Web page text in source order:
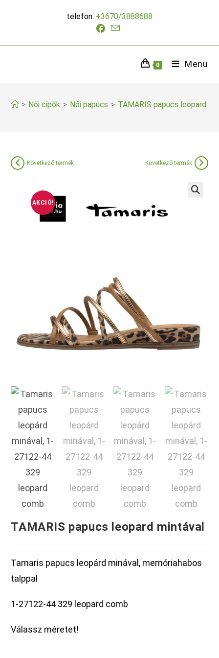
telefon: +3670/3888688
0 Menü
> Női cipők > Női papucs > TAMARIS papucs leopard
AKCIÓ!
Következő termék Következő termék
TAMARIS papucs leopard mintával
Tamaris papucs leopárd minával, memóriahabos
talppal
1-27122-44 329 leopard comb
Válassz méretet!